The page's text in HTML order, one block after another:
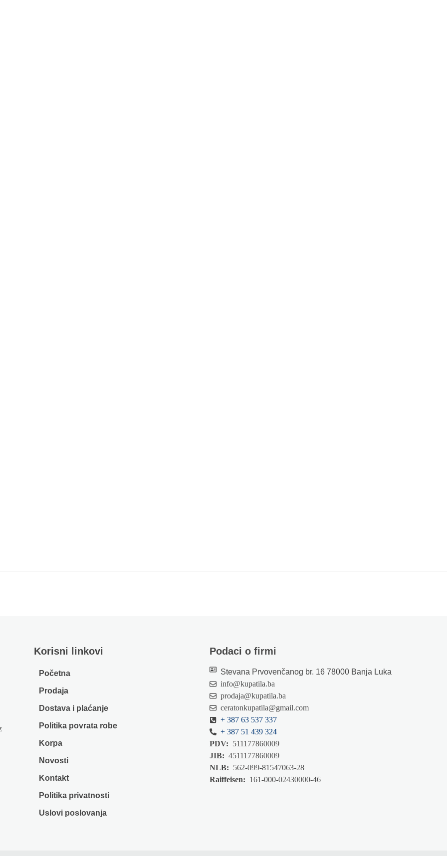
Korisni linkovi
Početna
Prodaja
Dostava i plaćanje
Politika povrata robe
Korpa
Novosti
Kontakt
Politika privatnosti
Uslovi poslovanja
Podaci o firmi
Stevana Prvovenčanog br. 16 78000 Banja Luka
info@kupatila.ba
prodaja@kupatila.ba
ceratonkupatila@gmail.com
+ 387 63 537 337
+ 387 51 439 324
PDV: 511177860009
JIB: 4511177860009
NLB: 562-099-81547063-28
Raiffeisen: 161-000-02430000-46